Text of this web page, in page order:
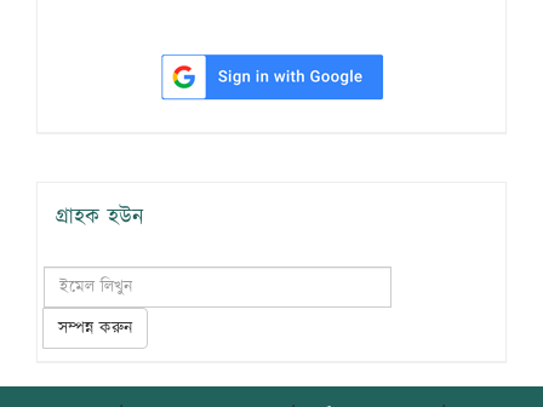
গ্রাহক হউন
সম্পন্ন করুন